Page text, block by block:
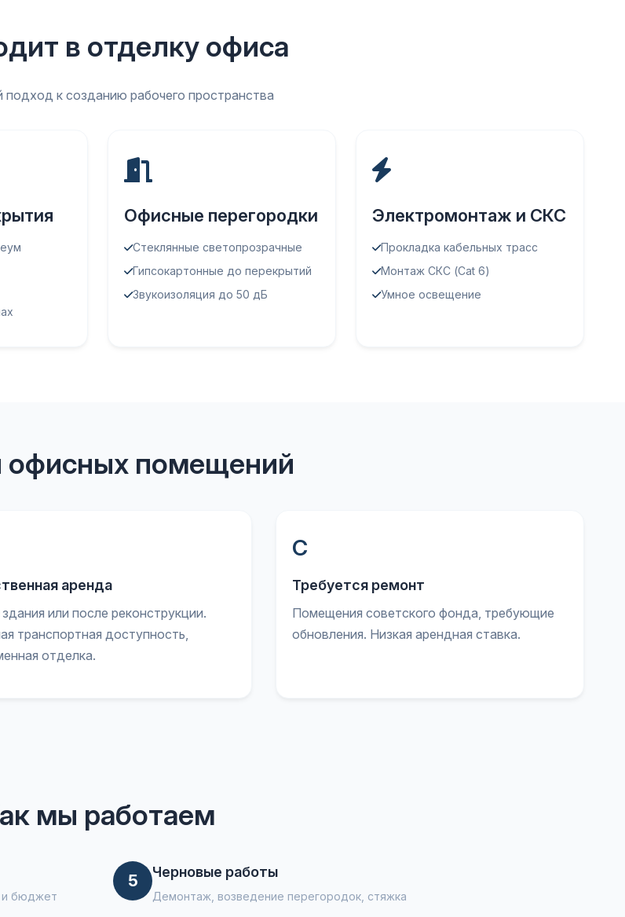
в отделку офиса
подход к созданию рабочего пространства
Офисные перегородки
Стеклянные светопрозрачные
Гипсокартонные до перекрытий
Звукоизоляция до 50 дБ
Электромонтаж и СКС
Прокладка кабельных трасс
Монтаж СКС (Cat 6)
Умное освещение
офисных помещений
аренда
или после реконструкции.
транспортная доступность,
отделка.
С
Требуется ремонт
Помещения советского фонда, требующие
обновления. Низкая арендная ставка.
мы работаем
и бюджет
5 Черновые работы
Демонтаж, возведение перегородок, стяжка